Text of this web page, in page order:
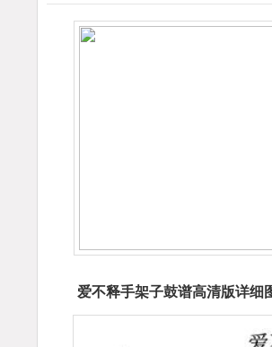
爱不释手架子鼓谱高清版详细